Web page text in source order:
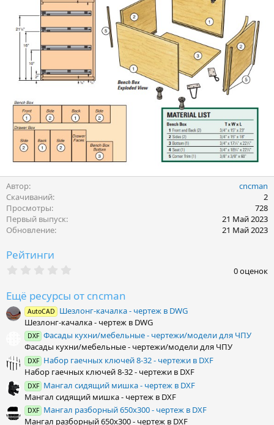
Автор
cncman
Скачиваний
2
Просмотры
728
Первый выпуск
21 Май 2023
Обновление
21 Май 2023
Рейтинги
0
в
ё
з
д
0 оценок
Ещё ресурсы от cncman
AutoCAD
Шезлонг-качалка - чертеж в DWG
Шезлонг-качалка - чертеж в DWG
DXF Фасады кухни/мебельные - чертежи/модели для ЧПУ
Фасады кухни/мебельные - чертежи/модели для ЧПУ
DXF Набор гаечных ключей 8-32 - чертежи в DXF
Набор гаечных ключей 8-32 - чертежи в DXF
DXF Мангал сидящий мишка - чертеж в DXF
Мангал сидящий мишка - чертеж в DXF
DXF Мангал разборный 650х300 - чертеж в DXF
Мангал разборный 650х300 - чертеж в DXF